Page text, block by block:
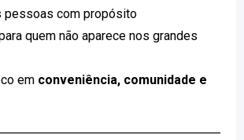
pessoas com propósito
quem não aparece nos grandes
em conveniência, comunidade e